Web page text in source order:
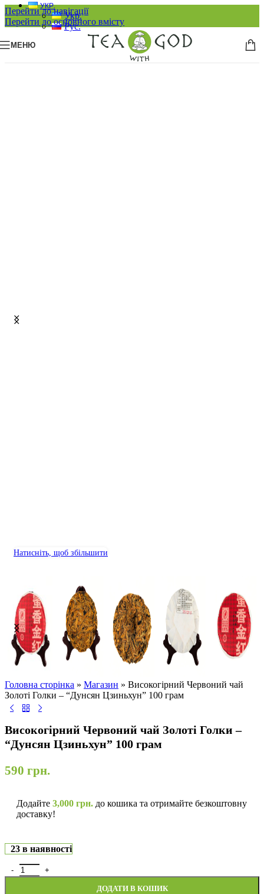
Перейти до навігації
Перейти до основного вмісту
УКР.
Укр.
Рус.
МЕНЮ
Натисніть, щоб збільшити
Головна сторінка » Магазин » Високогірний Червоний чай
Золоті Голки – “Дунсян Цзиньхун” 100 грам
Високогірний Червоний чай Золоті Голки –
“Дунсян Цзиньхун” 100 грам
590 грн.
Додайте 3,000 грн. до кошика та отримайте безкоштовну
доставку!
23 в наявності
ДОДАТИ В КОШИК